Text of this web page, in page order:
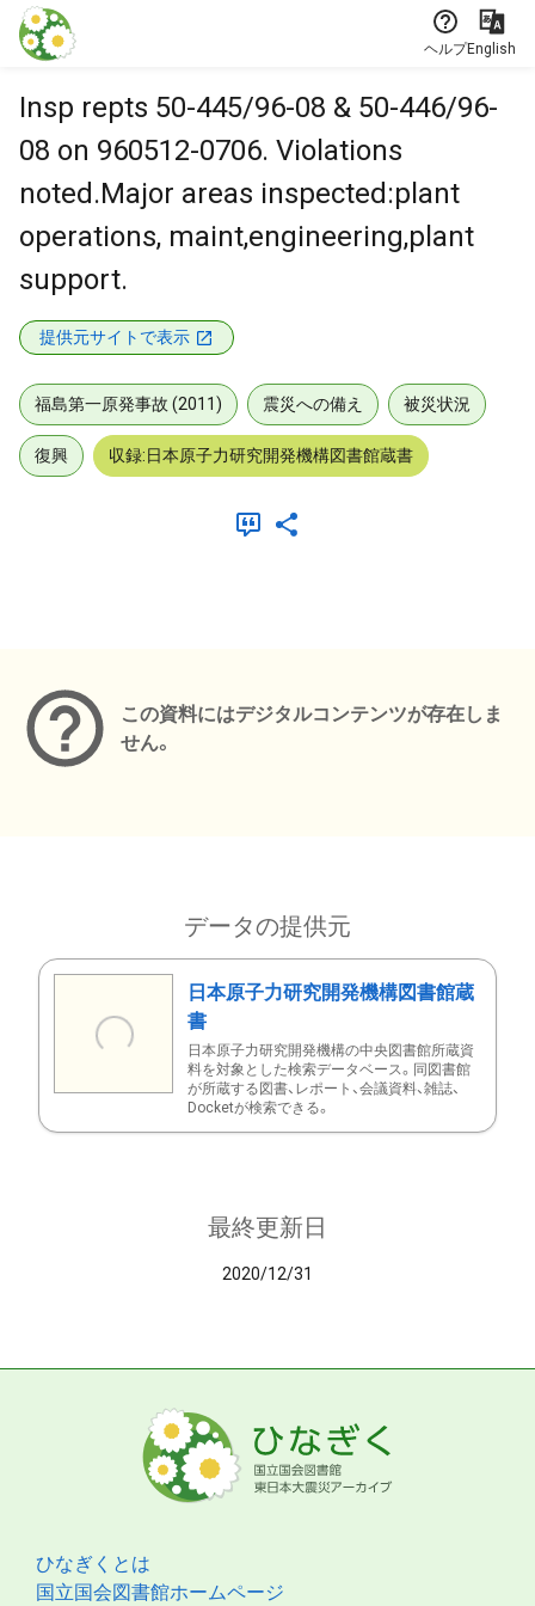
本文に飛ぶ
ヘルプEnglish
Insp repts 50-445/96-08 & 50-446/96-
08 on 960512-0706. Violations
noted.Major areas inspected:plant
operations, maint,engineering,plant
support.
提供元サイトで表示
福島第一原発事故 (2011) 震災への備え 被災状況
復興 収録:日本原子力研究開発機構図書館蔵書
この資料にはデジタルコンテンツが存在しま
せん。
データの提供元
日本原子力研究開発機構図書館蔵
書
日本原子力研究開発機構の中央図書館所蔵資
料を対象とした検索データベース。同図書館
が所蔵する図書、レポート、会議資料、雑誌、
Docketが検索できる。
最終更新日
2020/12/31
ひなぎくとは
国立国会図書館ホームページ